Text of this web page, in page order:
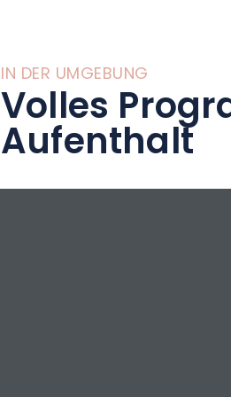
IN DER UMGEBUNG
Volles
Aufenthalt